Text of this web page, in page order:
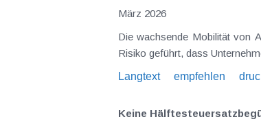
März 2026
Die wachsende Mobilität von
Risiko geführt, dass
Langtext
empfehlen
Keine